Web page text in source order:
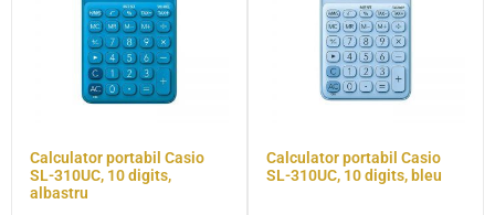
Calculator portabil Casio
SL-310UC, 10 digits,
albastru
Calculator portabil Casio
SL-310UC, 10 digits, bleu